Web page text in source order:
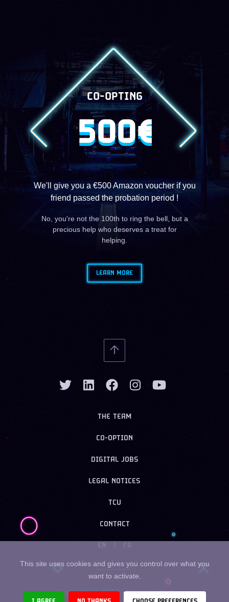
CO-OPTING
500€
We'll give you a €500 Amazon voucher if you
friend passed the probation period !
No, you're not the 100th to ring the bell, but a
precious help who deserves a treat for
helping.
LEARN MORE
THE TEAM
CO-OPTION
DIGITAL JOBS
LEGAL NOTICES
TCU
CONTACT
EN
Copyright ©2026 - Urban Linker
This site uses cookies and gives you control over what you
want to activate.